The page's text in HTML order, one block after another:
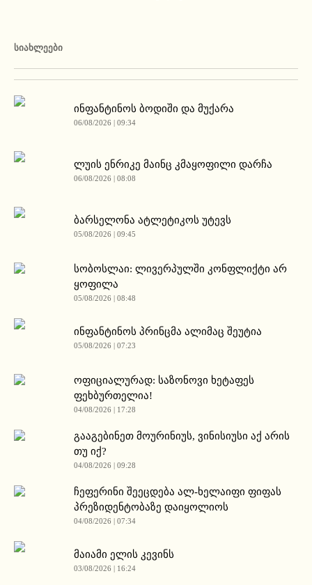
ᲡᲘᲐᲮᲚᲔᲔᲑᲘ
ინფანტინოს ბოდიში და მუქარა
06/08/2026 | 09:34
ლუის ენრიკე მაინც კმაყოფილი დარჩა
06/08/2026 | 08:08
ბარსელონა ატლეტიკოს უტევს
05/08/2026 | 09:45
სობოსლაი: ლივერპულში კონფლიქტი არ
ყოფილა
05/08/2026 | 08:48
ინფანტინოს პრინცმა ალიმაც შეუტია
05/08/2026 | 07:23
ოფიციალურად: საზონოვი ხეტაფეს
ფეხბურთელია!
04/08/2026 | 17:28
გააგებინეთ მოურინიუს, ვინისიუსი აქ არის
თუ იქ?
04/08/2026 | 09:28
ჩეფერინი შეეცდება ალ-ხელაიფი ფიფას
პრეზიდენტობაზე დაიყოლიოს
04/08/2026 | 07:34
მაიამი ელის კევინს
03/08/2026 | 16:24